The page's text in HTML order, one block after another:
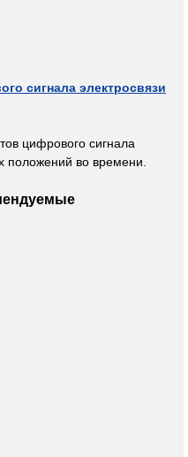
сигнала электросвязи
цифрового сигнала
положений во времени.